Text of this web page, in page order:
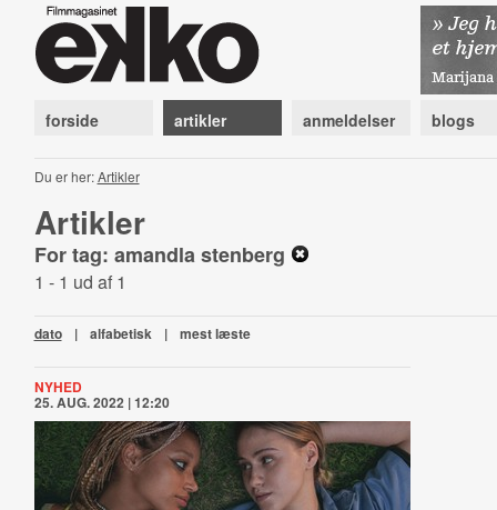
forside artikler anmeldelser blogs
Du er her:Artikler
Artikler
For tag: amandla stenberg
1 - 1 ud af 1
dato | alfabetisk | mest læste
NYHED
25. AUG. 2022 | 12:20